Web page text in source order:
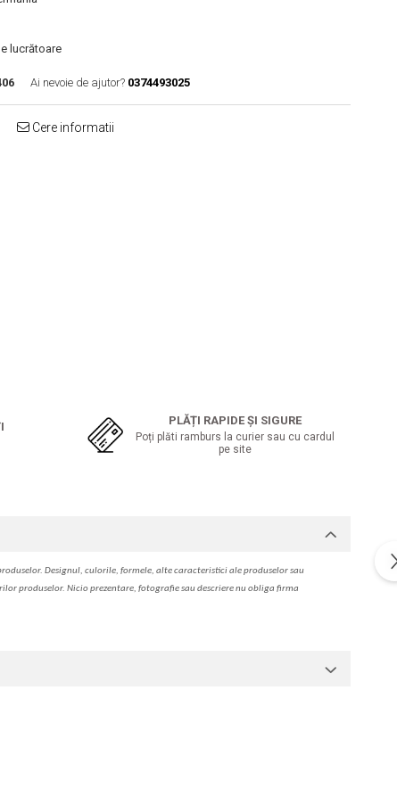
lucrătoare
Ai nevoie de ajutor? 0374493025
Cere informatii
PLĂȚI RAPIDE ȘI SIGURE
Poți plăti ramburs la curier sau cu cardul
pe site
Designul, culorile, formele, alte caracteristici ale produselor sau
produselor. Nicio prezentare, fotografie sau descriere nu obliga firma